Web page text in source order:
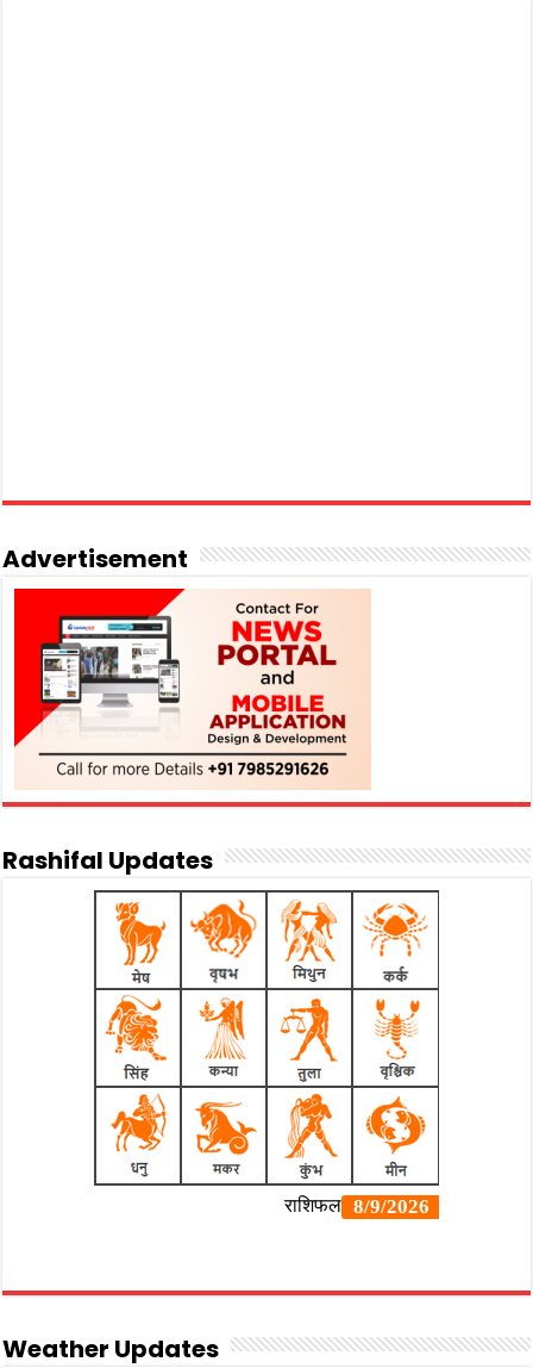
Advertisement
Rashifal Updates
Weather Updates